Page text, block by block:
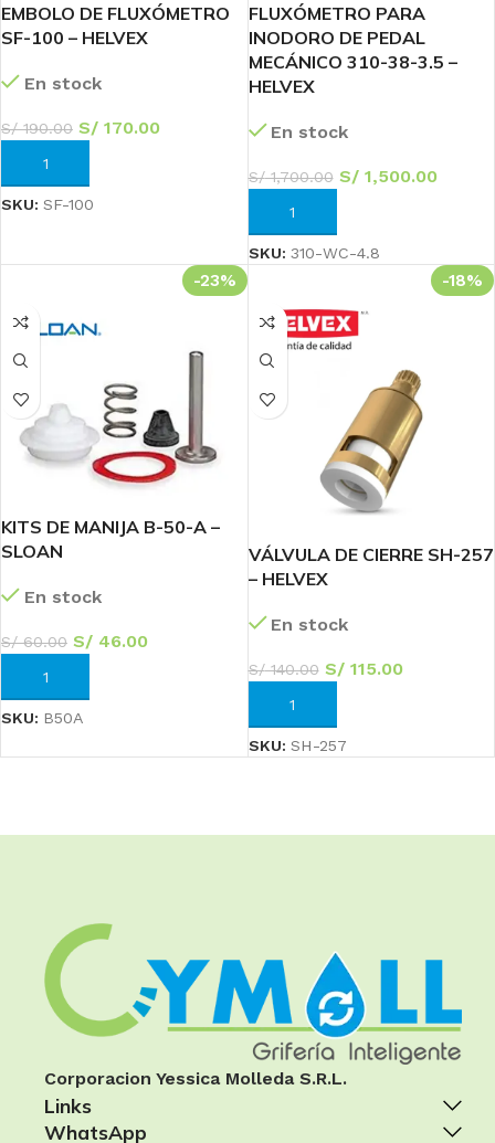
EMBOLO DE FLUXÓMETRO
SF-100 – HELVEX
En stock
S/190.00 S/ 170.00
AÑADIR AL CARRITO
SKU: SF-100
FLUXÓMETRO PARA
INODORO DE PEDAL
MECÁNICO 310-38-3.5 –
HELVEX
En stock
S/1,700.00 S/1,500.00
AÑADIR AL CARRITO
SKU: 310-WC-4.8
-23%
KITS DE MANIJA B-50-A –
SLOAN
En stock
S/60.00 S/ 46.00
AÑADIR AL CARRITO
SKU: B50A
-18%
VÁLVULA DE CIERRE SH-257
– HELVEX
En stock
S/140.00 S/115.00
AÑADIR AL CARRITO
SKU: SH-257
Corporacion Yessica Molleda S.R.L.
Links
WhatsApp